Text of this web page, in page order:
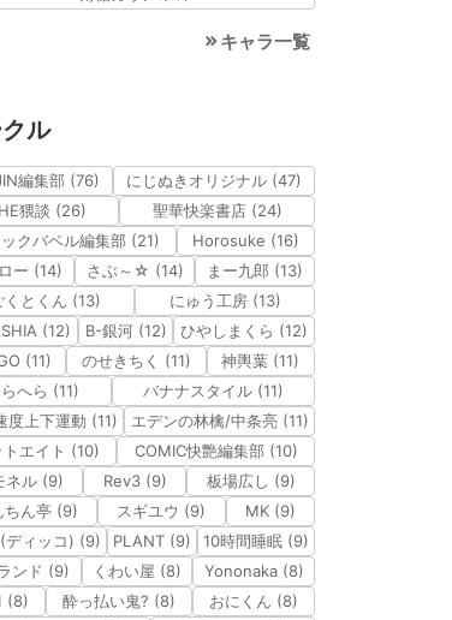
キャラ一覧
ル
編集部 (76)
にじぬきオリジナル (47)
猥談 (26)
聖華快楽書店 (24)
クバベル編集部 (21)
Horosuke (16)
ー (14)
さぶ～☆ (14)
まー九郎 (13)
くとくん (13)
にゅう工房 (13)
(12)
B-銀河 (12)
ひやしまくら (12)
(11)
のせきちく (11)
神輿葉 (11)
へら (11)
バナナスタイル (11)
度上下運動 (11)
エデンの林檎/中条亮 (11)
トエイト (10)
COMIC快艶編集部 (10)
ネル (9)
Rev3 (9)
板場広し (9)
ちん亭 (9)
スギユウ (9)
MK (9)
ディッコ) (9)
PLANT (9)
10時間睡眠 (9)
ンド (9)
くわい屋 (8)
Yononaka (8)
(8)
酔っ払い鬼? (8)
おにくん (8)